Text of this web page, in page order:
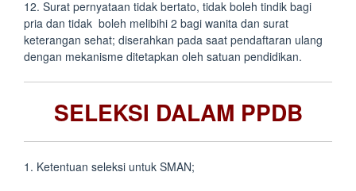
12. Surat pernyataan tidak bertato, tidak boleh tindik bagi
pria dan tidak boleh melibihi 2 bagi wanita dan surat
keterangan sehat; diserahkan pada saat pendaftaran ulang
dengan mekanisme ditetapkan oleh satuan pendidikan.
SELEKSI DALAM PPDB
1. Ketentuan seleksi untuk SMAN;